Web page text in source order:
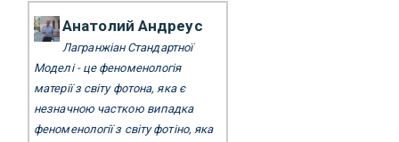
Анатолий Андреус
Лагранжіан Стандартної
Моделі - це феноменологія
матерії з світу фотона, яка є
незначною часткою випадка
феноменології з світу фотіно, яка